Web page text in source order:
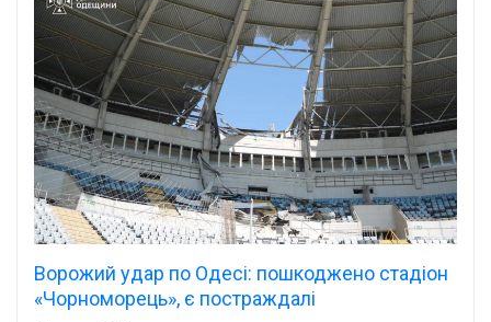
Ворожий удар по Одесі: пошкоджено стадіон
«Чорноморець», є постраждалі